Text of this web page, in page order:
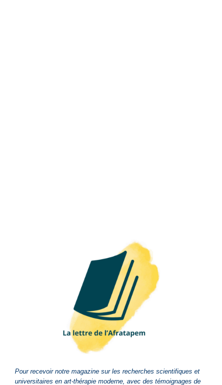
Pour recevoir notre magazine sur les recherches scientifiques et
universitaires en art-thérapie moderne, avec des témoignages de